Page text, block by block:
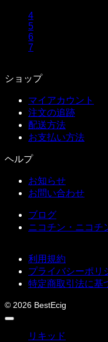
4
5
6
7
ショップ
マイアカウント
注文の追跡
配送方法
お支払い方法
ヘルプ
お知らせ
お問い合わせ
ブログ
ニコチン・ニコチ
利用規約
プライバシーポリ
特定商取引法に基
© 2026 BestEcig
リキッド